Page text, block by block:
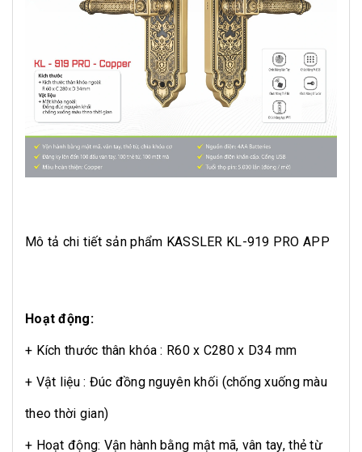
Mô tả chi tiết sản phẩm KASSLER KL-919 PRO APP
Hoạt động:
+ Kích thước thân khóa : R60 x C280 x D34 mm
+ Vật liệu : Đúc đồng nguyên khối (chống xuống màu
theo thời gian)
+ Hoạt động: Vận hành bằng mật mã, vân tay, thẻ từ